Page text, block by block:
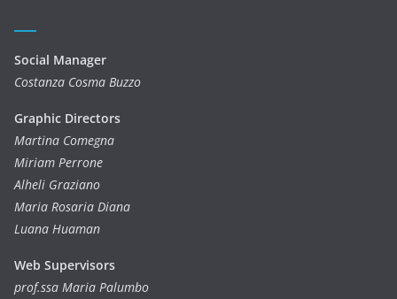
Social Manager
Costanza Cosma Buzzo
Graphic Directors
Martina Comegna
Miriam Perrone
Alheli Graziano
Maria Rosaria Diana
Luana Huaman
Web Supervisors
prof.ssa Maria Palumbo